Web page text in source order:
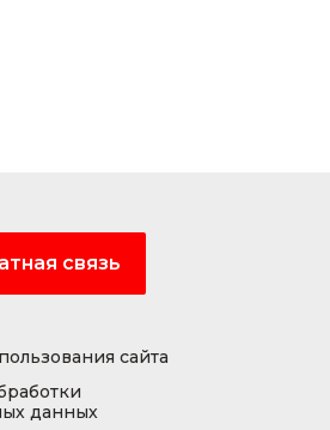
связь
сайта
данных